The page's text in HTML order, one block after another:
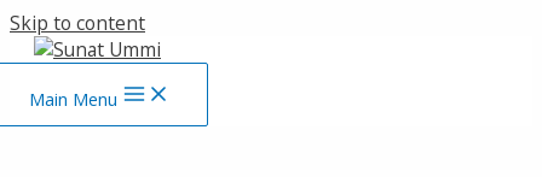
Skip to content
Main Menu